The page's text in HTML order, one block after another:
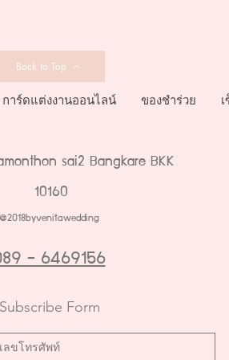
Back to Top
การ์ดแต่งงานออนไลน์ ของชำร่วย
sai2 Bangkare BKK
10160
@2018byvenitawedding
- 6469156
Subscribe Form